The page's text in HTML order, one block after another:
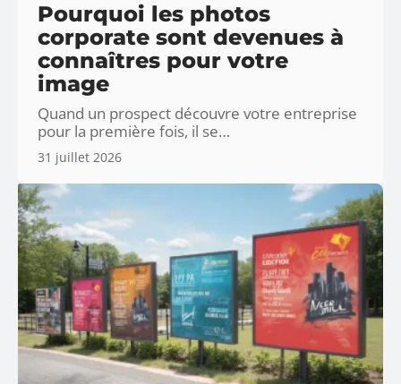
Pourquoi les photos
corporate sont devenues à
connaîtres pour votre
image
Quand un prospect découvre votre entreprise
pour la première fois, il se…
31 juillet 2026